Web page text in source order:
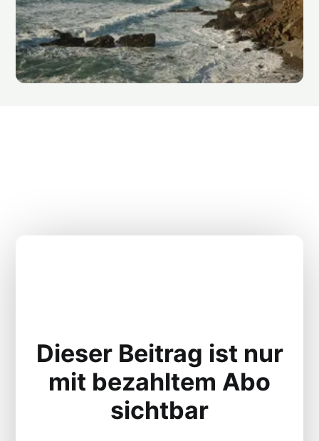
Dieser Beitrag ist nur
mit bezahltem Abo
sichtbar